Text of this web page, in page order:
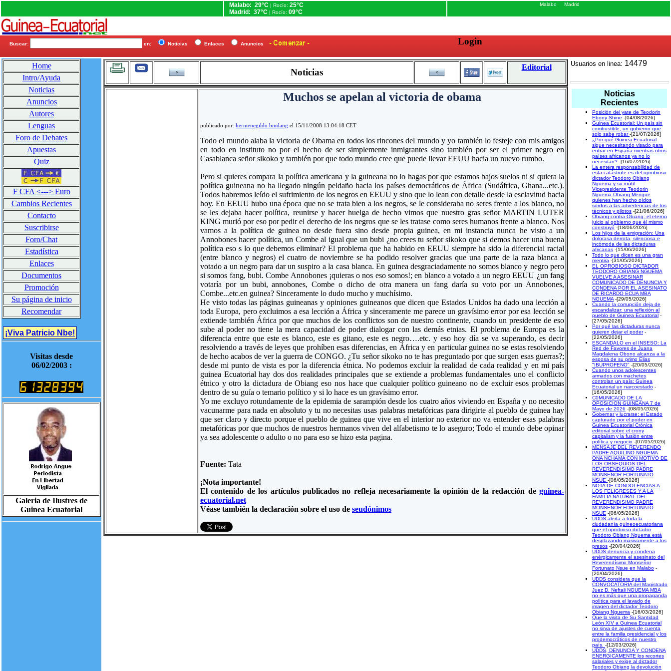
Malabo: 29°C | Rocío: 25°C
Madrid: 37°C | Rocío: 09°C
Malabo Madrid
Buscar: en: Noticias Enlaces Anuncios Login
Home
Intro/Ayuda
Noticias
Anuncios
Autores
Lenguas
Foro de Debates
Apuestas
Quiz
F CFA <---> Euro
Cambios Recientes
Contacto
Suscribirse
Foro/Chat
Estadística
Enlaces
Documentos
Promoción
Su página de inicio
Recomendar
¡Viva Patricio Nbe!
Visitas desde
06/02/2003 :
Galeria de Ilustres de
Guinea Ecuatorial
Noticias Editorial
Muchos se apelan al victoria de obama
publicado por: hermenegildo bindang el 15/11/2008 13:04:18 CET
Todo el mundo alaba la victoria de Obama en todos los rincones del mundo y yo también lo festeje con mis amigos
en todo en instituto no por el hecho de ser simplemente inmigrantes sino también por ser el primer negro en
Casablanca señor sikoko y también por que todo mundo cree que puede llevar EEUU hacia un nuevo rumbo.
Pero si quieres compara la política americana y la guineana no lo hagas por que estamos bajos suelos ni si quiera la
política guineana no ha llegado ningún peldaño hacia los países democráticos de África (Sudáfrica, Ghana...etc.).
Todos habremos leído el sufrimiento de los negros en EEUU y sino que lo lean con detalle desde la esclavitud hacia
hoy. En EEUU hubo una época que no se trata bien a los negros, se le consideraba no seres frente a los blanco, no
se les dejaba hacer política, reunirse y hacer huelga de hecho vimos que nuestro gras señor MARTIN LUTER
KING murió por eso por pedir el derecho de los negros que se les tratase como seres humanos frente a blanco. Nos
vamos a la política de guinea no desde fuera sino desde propia guinea, en mi instancia nunca he visto a un
Annobones hacer política, un Combe al igual que un bubi ¿no crees tu señor sikoko que si demos hacer una buena
política eso s lo que debemos eliminar? El problema que ha habido en EEUU siempre ha sido la diferencial racial
(entre blanco y negros) el cuatro de noviembre se ha podido resolver gracias que una parte de la raza blanca a
votado a un negro para dar un suspiro a la casa blanca. En guinea desgraciadamente no somos blanco y negro pero
si somos fang, bubi. Combe Annobones ¡quieras o nos eso somos!; en blanco a votado a un negro EEUU ¿un fang
votaría por un bubi, annobones, Combe o dicho de otra manera un fang daría su voto por un Annobones,
Combe...etc.en guinea? Sinceramente lo dudo mucho y muchísimo.
He visto todas las páginas guineanas y opiniones guineanos que dicen que Estados Unidos ha dado una lección a
toda Europa, pero excluimos a esa lección a África y sinceramente me parece un gravísimo error por esa lección se
extiende también África por que muchos de los conflictos son de nuestro continente, cuando un presidente de eso
sube al poder no tiene la mera capacidad de poder dialogar con las demás etnias. El problema de Europa es la
diferencia entre que este es blanco, este es gitano, este es negro….etc. y eso hoy día se va superando, es decir
resolviendo a través de leyes que prohíben esas diferencias, en África y en particular guinea no se estas resolviendo
de hecho acabos de ver la guerra de CONGO. ¿Tu señor sikoko no te has preguntado por que surgen esas guerras?;
desde mi punto de vista es por la diferencia étnica. No podemos excluir la realidad de cada realidad y en mi país
guinea Ecuatorial hay dos dos realidades principales que se extiende a problemas fundamentales uno el conflicto
étnico y otro la dictadura de Obiang eso nos hace que cualquier político guineano no de excluir esos problemas
dentro de su guía o temario político y si lo hace es un gravísimo error.
Yo me excluyo rotundamente de la epidemia de sarampión desde los cuatro años viviendo en España y no necesito
vacunarme para nada en absoluto y tu no necesitas usas palabras metafóricas para dirigirte al pueblo de guinea hay
que ser claro y directo porque el pueblo de guinea que vive en el interior no exterior no va entender esas palabras
metafóricas por que muchos de nuestros hermanos viven del alfabetismo te lo aseguro; Todo el mundo debe opinar
ya sea adolescente o adulto o no para eso se hizo esta pagina.
Fuente: Tata
¡Nota importante!
El contenido de los artículos publicados no refleja necesariamente la opinión de la redacción de guinea-
ecuatorial.net
Véase también la declaración sobre el uso de seudónimos
Usuarios en linea: 14479
Noticias
Recientes
Posición del yate de Teodorin
Ebony Shine -[04/08/2026]
Guinea Ecuatorial: Un país sin
combustible, un gobierno que
solo sabe robar-[21/07/2026]
¿Por qué Guinea Ecuatorial
sigue necesitando visado para
entrar en España mientras otros
países africanos ya no lo
necesitan? -[16/07/2026]
La entera responsabilidad de
esta catástrofe es del oprobioso
dictador Teodoro Obiang
Nguema y su inútil
Vicepresidente Teodorin
Nguema Obiang Mengue
quienes han hecho oídos
sordos a las advertencias de los
técnicos y pilotos -[21/06/2026]
Obiang contra Obiang: el eterno
juicio al gobierno que él mismo
construyó -[18/06/2026]
Los hijos de la emigración: Una
dolorasa derrota, silenciosa e
incómoda de las dictaduras
africanas -[15/06/2026]
Todo lo que dicen es una gran
mentira -[31/05/2026]
EL OPROBIOSO DICTADOR
TEODORO OBIANG NGUEMA
VUELVE A ASESINAR
COMUNICADO DE DENUNCIA Y
CONDENA POR EL ASESINATO
DE RICARDO ECUA MBA
NGUEMA -[29/05/2026]
Cuando la corrupción deja de
escandalizar: una reflexión al
pueblo de Guinea Ecuatorial -
[27/05/2026]
Por qué las dictaduras nunca
quieren dejar el poder -
[22/05/2026]
ESCANDALO en el INSESO: La
Red de Favores de Juana
Magdalena Obono alcanza a la
esposa de su primo Elias
"IBUPROFENO" -[20/05/2026]
Cuando unos adolescentes
armados con machetes
controlan un país: Guinea
Ecuatorial un narcoestado -
[16/05/2026]
C0MUNICADO DE LA
OPOSICION GUINEANA 7 de
Mayo de 2026 -[08/05/2026]
Gobernar y lucrarse: el Estado
capturado por el poder en
Guinea Ecuatorial Crónica
editorial sobre el crony
capitalism y la fusión entre
política y negocio -[07/05/2026]
MENSAJE DEL REVERENDO
PADRE AQUILINO NGUEMA
ONA NCHAMA CON MOTIVO DE
LOS OBSEQUIOS DEL
REVERENDISIMO PADRE
MONSEÑOR FORTUNATO
NSUE -[06/05/2026]
NOTA DE CONDOLENCIAS A
LOS FELIGRESES Y A LA
FAMILIA NATURAL DEL
REVERENDISIMO PADRE
MONSEÑOR FORTUNATO
NSUE -[06/05/2026]
UDDS alerta a toda la
ciudadanía guineoecuatoriana
que el oprobioso dictador
Teodoro Obiang Nguema está
desplazando masivamente a los
presos -[20/04/2026]
UDDS denuncia y condena
enérgicamente el asesinato del
Reverendísimo Monseñor
Fortunato Nsue en Malabo -
[20/04/2026]
UDDS considera que la
CONVOCATORIA del Magistrado
Juez D. Neftali NGUEMA MBA
no es más que una propaganda
política para el lavado de
imagen del dictador Teodoro
Obiang Nguema -[16/03/2026]
Que la visita de Su Santidad
León XIV a Guinea Ecuatorial
no sirva de ajustes de cuenta
entre la familia presidencial y los
prodemocráticos de nuestro
país. -[12/03/2026]
UDDS, DENUNCIA Y CONDENA
ENERGICAMENTE los recortes
salariales y exige al dictador
Teodoro Obiang la devolución